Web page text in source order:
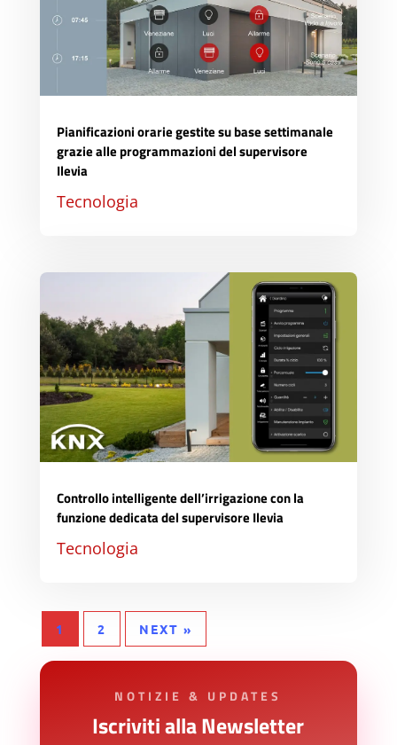
Pianificazioni orarie gestite su base settimanale
grazie alle programmazioni del supervisore
Ilevia
Tecnologia
Controllo intelligente dell’irrigazione con la
funzione dedicata del supervisore Ilevia
Tecnologia
1 2 NEXT »
NOTIZIE & UPDATES
Iscriviti alla Newsletter